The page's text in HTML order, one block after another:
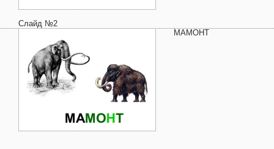
Слайд №2
МАМОНТ